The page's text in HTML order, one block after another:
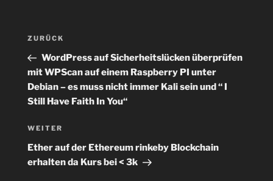
Beitragsnavigation
Vorheriger
Beitrag
ZURÜCK
WordPress auf Sicherheitslücken überprüfen
mit WPScan auf einem Raspberry PI unter
Debian – es muss nicht immer Kali sein und “ I
Still Have Faith In You“
Nächster
Beitrag
WEITER
Ether auf der Ethereum rinkeby Blockchain
erhalten da Kurs bei < 3k